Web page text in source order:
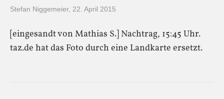
Stefan Niggemeier, 22. April 2015
[eingesandt von Mathias S.] Nachtrag, 15:45 Uhr.
taz.de hat das Foto durch eine Landkarte ersetzt.